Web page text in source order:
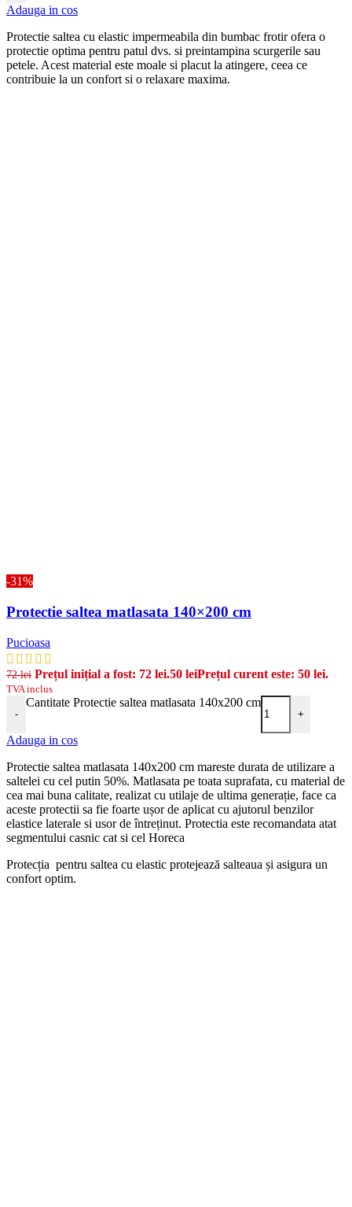
Adauga in cos
Protectie saltea cu elastic impermeabila din bumbac frotirofera o
protectie optima pentru patul dvs. si preintampina scurgerile sau
petele. Acestmaterial este moale si placutla atingere, ceea ce
contribuie la un confortsi o relaxare maxima.
-31%
Protectie saltea matlasata 140×200 cm
Pucioasa
72lei Prețul inițial a fost: 72 lei.50 leiPrețul curent este: 50 lei.
TVA inclus
-
Cantitate Protectie saltea matlasata 140x200 cm
+
Adauga in cos
Protectie saltea matlasata 140x200 cm mareste durata de utilizare a
saltelei cu cel putin 50%. Matlasata pe toata suprafata, cu material de
cea mai buna calitate, realizat cu utilaje de ultima generație, face ca
aceste protectii sa fie foarte ușor de aplicat cu ajutorul benzilor
elastice laterale si usor de întreținut. Protectia este recomandata atat
segmentului casnic cat si cel Horeca
Protecția pentru saltea cu elastic protejează salteaua și asigura un
confort optim.